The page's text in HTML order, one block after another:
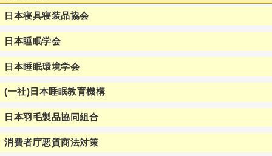
日本寝具寝装品協会
日本睡眠学会
日本睡眠環境学会
(一社)日本睡眠教育機構
日本羽毛製品協同組合
消費者庁悪質商法対策